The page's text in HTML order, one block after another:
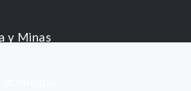
y Minas